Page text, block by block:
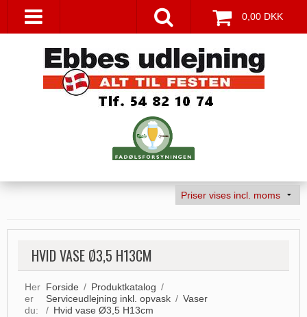
0,00 DKK
HVID VASE Ø3,5 H13CM
Her
er
du:
Forside / Produktkatalog /
Serviceudlejning inkl. opvask / Vaser
/ Hvid vase Ø3,5 H13cm